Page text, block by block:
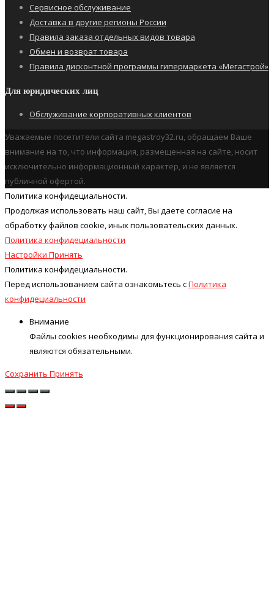
Сервисное обслуживание
Доставка в другие регионы России
Правила заказа отдельных видов товара
Обмен и возврат товара
Правила дисконтной программы гипермаркета «Мегастрой»
Для юридических лиц
Обслуживание корпоративных клиентов
Уважаемые посетители сайта megastroy32.ru, обращаем Ваше
внимание на то, что информация, размещенная на сайте, носит
исключительно информационный характер, и не является
публичной офертой.
Политика конфидециальности.
Продолжая использовать наш cайт, Вы даете согласие на
обработку файлов cookie, иных пользовательских данных.
Политика конфидециальности
Настройки Принять
Политика конфидециальности.
Перед использованием сайта ознакомьтесь сПолитика
конфидециальности
Внимание
Файлы cookies необходимы для функционирования сайта и
являются обязательными.
Сохранить Принять